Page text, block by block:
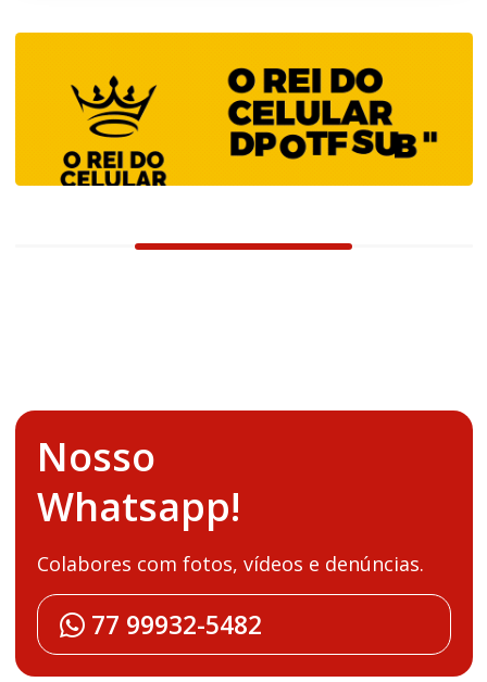
Nosso
Whatsapp!
Colabores com fotos, vídeos e denúncias.
77 99932-5482